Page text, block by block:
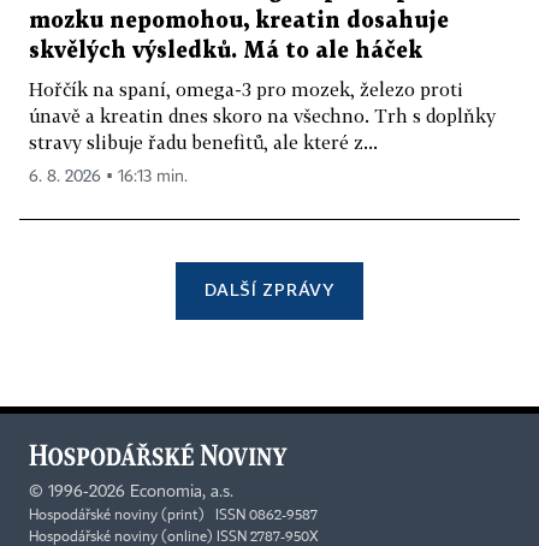
mozku nepomohou, kreatin dosahuje
skvělých výsledků. Má to ale háček
Hořčík na spaní, omega-3 pro mozek, železo proti
únavě a kreatin dnes skoro na všechno. Trh s doplňky
stravy slibuje řadu benefitů, ale které z...
6. 8. 2026 ▪ 16:13 min.
DALŠÍ ZPRÁVY
© 1996-2026 Economia, a.s.
Hospodářské noviny (print) ISSN 0862-9587
Hospodářské noviny (online) ISSN 2787-950X